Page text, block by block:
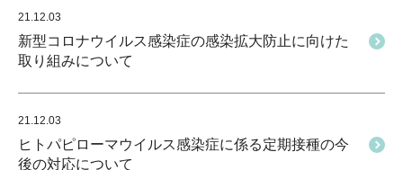
21.12.03
新型コロナウイルス感染症の感染拡大防止に向けた
取り組みについて
21.12.03
ヒトパピローマウイルス感染症に係る定期接種の今
後の対応について